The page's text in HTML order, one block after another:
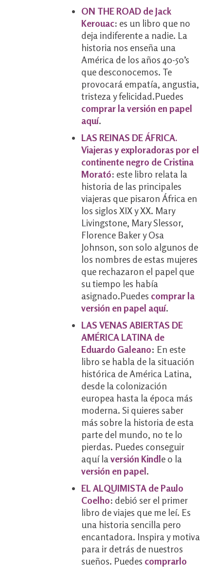
ON THE ROAD de Jack
Kerouac: es un libro que no
deja indiferente a nadie. La
historia nos enseña una
América de los años 40-50’s
que desconocemos. Te
provocará empatía, angustia,
tristeza y felicidad.Puedes
comprar la versión en papel
aquí.
LAS REINAS DE ÁFRICA.
Viajeras y exploradoras por el
continente negro de Cristina
Morató: este libro relata la
historia de las principales
viajeras que pisaron África en
los siglos XIX y XX. Mary
Livingstone, Mary Slessor,
Florence Baker y Osa
Johnson, son solo algunos de
los nombres de estas mujeres
que rechazaron el papel que
su tiempo les había
asignado.Puedes comprar la
versión en papel aquí.
LAS VENAS ABIERTAS DE
AMÉRICA LATINA de
Eduardo Galeano: En este
libro se habla de la situación
histórica de América Latina,
desde la colonización
europea hasta la época más
moderna. Si quieres saber
más sobre la historia de esta
parte del mundo, no te lo
pierdas. Puedes conseguir
aquí la versión Kindle o la
versión en papel.
EL ALQUIMISTA de Paulo
Coelho: debió ser el primer
libro de viajes que me leí. Es
una historia sencilla pero
encantadora. Inspira y motiva
para ir detrás de nuestros
sueños. Puedes comprarlo